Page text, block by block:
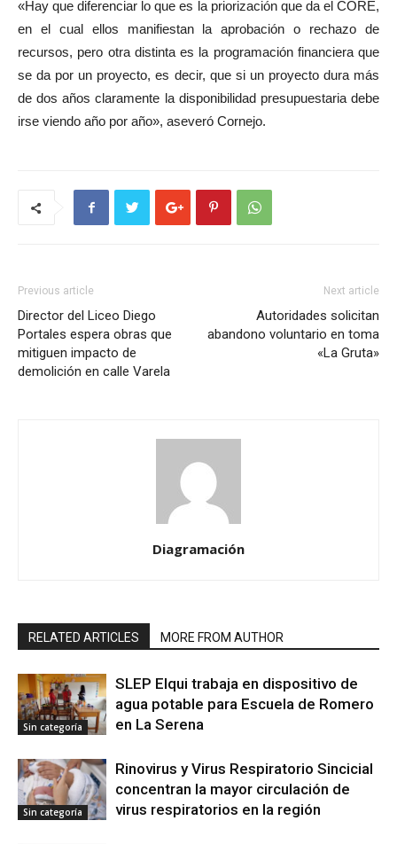
«Hay que diferenciar lo que es la priorización que da el CORE,
en el cual ellos manifiestan la aprobación o rechazo de
recursos, pero otra distinta es la programación financiera que
se da por un proyecto, es decir, que si un proyecto dura más
de dos años claramente la disponibilidad presupuestaria debe
irse viendo año por año», aseveró Cornejo.
Previous article
Director del Liceo Diego
Portales espera obras que
mitiguen impacto de
demolición en calle Varela
Next article
Autoridades solicitan
abandono voluntario en toma
«La Gruta»
Diagramación
RELATED ARTICLES MORE FROM AUTHOR
Sin categoría
SLEP Elqui trabaja en dispositivo de
agua potable para Escuela de Romero
en La Serena
Sin categoría
Rinovirus y Virus Respiratorio Sincicial
concentran la mayor circulación de
virus respiratorios en la región